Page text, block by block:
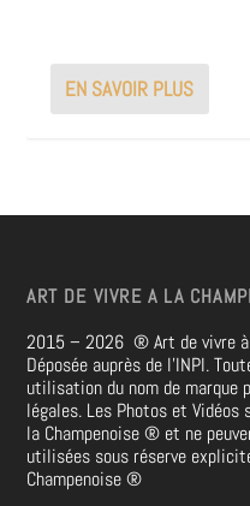
EN SAVOIR PLUS
ART DE VIVRE A LA
2015 – 2026®Art de vivre
Déposée auprès de l’INPI.
utilisation du nom de
légales. Les Photos et
la Champenoise® et ne
utilisées sous réserve
Champenoise®